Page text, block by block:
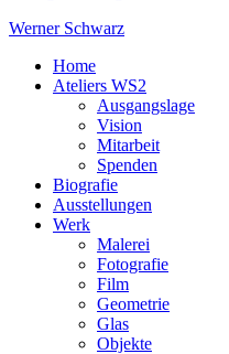
Werner Schwarz
Home
Ateliers WS2
Ausgangslage
Vision
Mitarbeit
Spenden
Biografie
Ausstellungen
Werk
Malerei
Fotografie
Film
Geometrie
Glas
Objekte